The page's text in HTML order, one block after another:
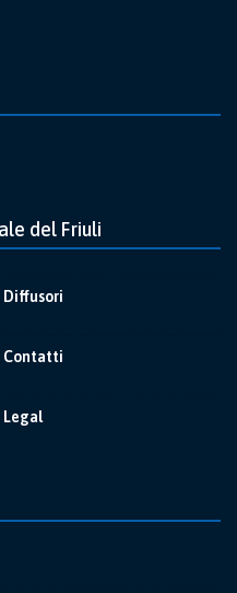
del Friuli
Diffusori
Contatti
Legal